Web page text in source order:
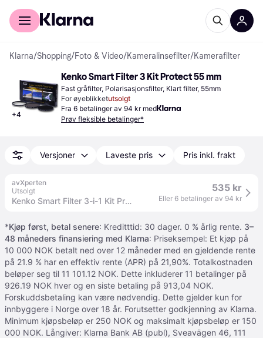
For kunder
Klarna/Shopping/Foto & Video/Kameralinsefilter/Kamerafilter
+4
Kenko Smart Filter 3 Kit Protect 55 mm
Fast gråfilter, Polarisasjonsfilter, Klart filter, 55mm
For øyeblikketutsolgt
Fra 6 betalinger av 94 kr med
Prøv fleksible betalinger*
Versjoner Laveste pris Pris inkl. frakt
avXperten
Utsolgt
Kenko Smart Filter 3-i-1 Kit Protect - CPL/ND8 - 55 mm
535 kr
Eller 6 betalinger av 94 kr
*Kjøp først, betal senere: Kreditttid: 30 dager. 0 % årlig rente. 3–
48 måneders finansiering med Klarna: Priseksempel: Et kjøp på
10 000 NOK betalt ned over 12 måneder med en gjeldende rente
på 21.9 % har en effektiv rente (APR) på 21,90%. Totalkostnaden
beløper seg til 11 101.12 NOK. Dette inkluderer 11 betalinger på
926.19 NOK hver og en siste betaling på 913,04 NOK.
Forskuddsbetaling kan være nødvendig. Dette gjelder kun for
innbyggere i Norge over 18 år. Forutsetter godkjenning av Klarna.
Minimum kjøpsbeløp er 250 NOK og maksimalt kjøpsbeløp er 150
000 NOK. Långiver: Klarna Bank AB (publ), Sveavägen 46, 111